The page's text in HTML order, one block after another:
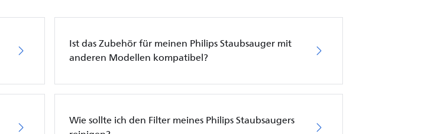
Ist das Zubehör für meinen Philips Staubsauger mit
anderen Modellen kompatibel?
Wie sollte ich den Filter meines Philips Staubsaugers